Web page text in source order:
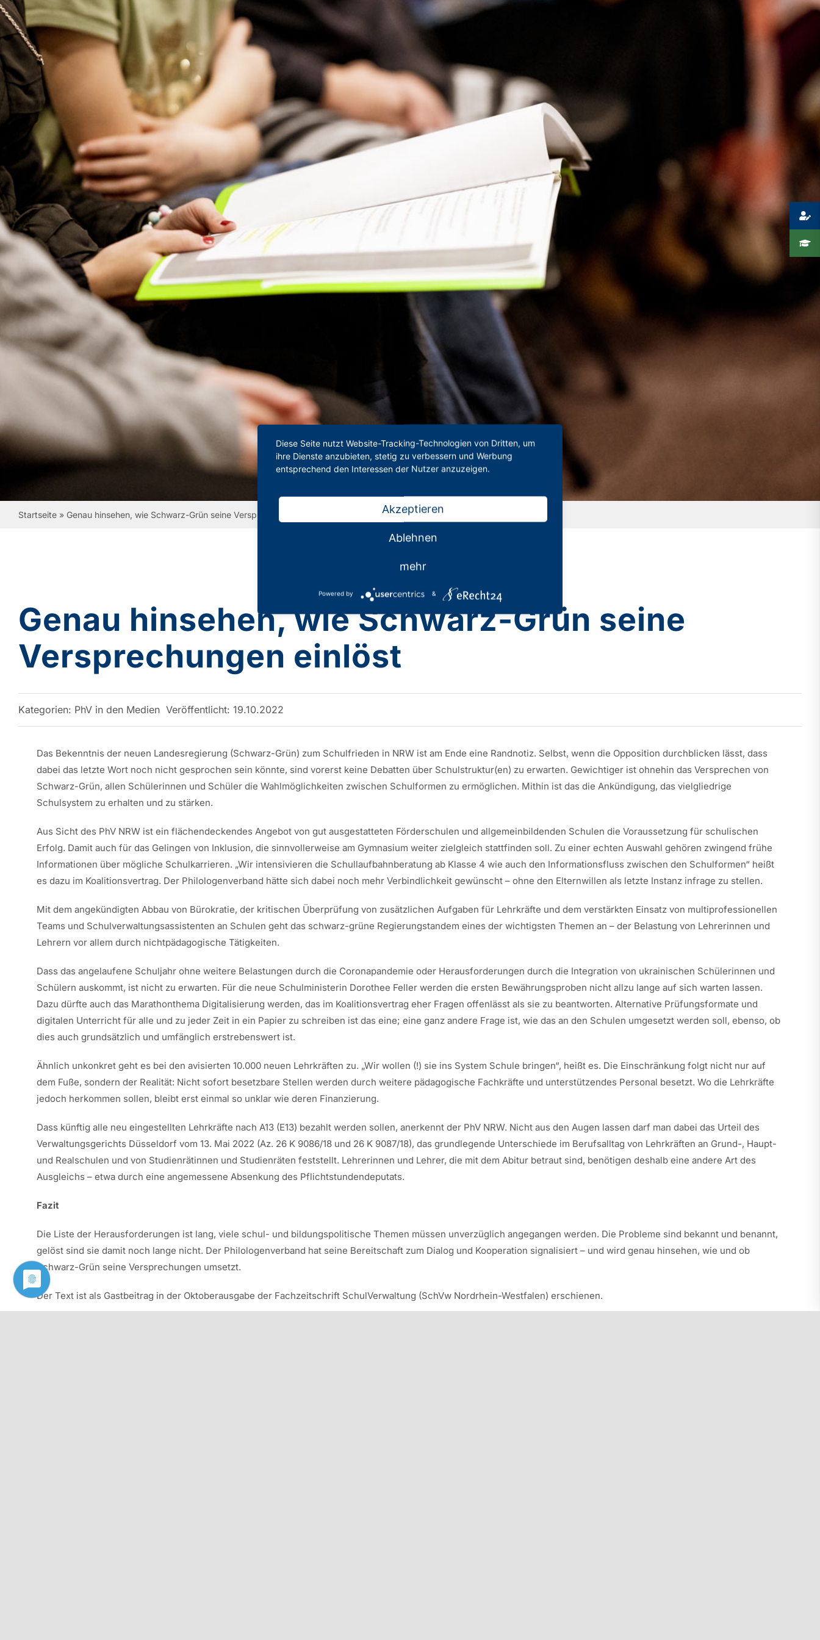
Startseite» Genau hinsehen, wie Schwarz-Grün seine Versprechungen einlöst
Genau hinsehen, wie Schwarz-Grün seine
Versprechungen einlöst
Kategorien: PhV in den Medien Veröffentlicht: 19.10.2022
Das Bekenntnis der neuen Landesregierung (Schwarz-Grün) zum Schulfrieden in NRW ist am Ende eine Randnotiz. Selbst, wenn die Opposition durchblicken lässt, dass
dabei das letzte Wort noch nicht gesprochen sein könnte, sind vorerst keine Debatten über Schulstruktur(en) zu erwarten. Gewichtiger ist ohnehin das Versprechen von
Schwarz-Grün, allen Schülerinnen und Schüler die Wahlmöglichkeiten zwischen Schulformen zu ermöglichen. Mithin ist das die Ankündigung, das vielgliedrige
Schulsystem zu erhalten und zu stärken.
Aus Sicht des PhV NRW ist ein flächendeckendes Angebot von gut ausgestatteten Förderschulen und allgemeinbildenden Schulen die Voraussetzung für schulischen
Erfolg. Damit auch für das Gelingen von Inklusion, die sinnvollerweise am Gymnasium weiter zielgleich stattfinden soll. Zu einer echten Auswahl gehören zwingend frühe
Informationen über mögliche Schulkarrieren. „Wir intensivieren die Schullaufbahnberatung ab Klasse 4 wie auch den Informationsfluss zwischen den Schulformen“ heißt
es dazu im Koalitionsvertrag. Der Philologenverband hätte sich dabei noch mehr Verbindlichkeit gewünscht – ohne den Elternwillen als letzte Instanz infrage zu stellen.
Mit dem angekündigten Abbau von Bürokratie, der kritischen Überprüfung von zusätzlichen Aufgaben für Lehrkräfte und dem verstärkten Einsatz von multiprofessionellen
Teams und Schulverwaltungsassistenten an Schulen geht das schwarz-grüne Regierungstandem eines der wichtigsten Themen an – der Belastung von Lehrerinnen und
Lehrern vor allem durch nichtpädagogische Tätigkeiten.
Dass das angelaufene Schuljahr ohne weitere Belastungen durch die Coronapandemie oder Herausforderungen durch die Integration von ukrainischen Schülerinnen und
Schülern auskommt, ist nicht zu erwarten. Für die neue Schulministerin Dorothee Feller werden die ersten Bewährungsproben nicht allzu lange auf sich warten lassen.
Dazu dürfte auch das Marathonthema Digitalisierung werden, das im Koalitionsvertrag eher Fragen offenlässt als sie zu beantworten. Alternative Prüfungsformate und
digitalen Unterricht für alle und zu jeder Zeit in ein Papier zu schreiben ist das eine; eine ganz andere Frage ist, wie das an den Schulen umgesetzt werden soll, ebenso, ob
dies auch grundsätzlich und umfänglich erstrebenswert ist.
Ähnlich unkonkret geht es bei den avisierten 10.000 neuen Lehrkräften zu. „Wir wollen (!) sie ins System Schule bringen“, heißt es. Die Einschränkung folgt nicht nur auf
dem Fuße, sondern der Realität: Nicht sofort besetzbare Stellen werden durch weitere pädagogische Fachkräfte und unterstützendes Personal besetzt. Wo die Lehrkräfte
jedoch herkommen sollen, bleibt erst einmal so unklar wie deren Finanzierung.
Dass künftig alle neu eingestellten Lehrkräfte nach A13 (E13) bezahlt werden sollen, anerkennt der PhV NRW. Nicht aus den Augen lassen darf man dabei das Urteil des
Verwaltungsgerichts Düsseldorf vom 13. Mai 2022 (Az. 26 K 9086/18 und 26 K 9087/18), das grundlegende Unterschiede im Berufsalltag von Lehrkräften an Grund-, Haupt-
und Realschulen und von Studienrätinnen und Studienräten feststellt. Lehrerinnen und Lehrer, die mit dem Abitur betraut sind, benötigen deshalb eine andere Art des
Ausgleichs – etwa durch eine angemessene Absenkung des Pflichtstundendeputats.
Fazit
Die Liste der Herausforderungen ist lang, viele schul- und bildungspolitische Themen müssen unverzüglich angegangen werden. Die Probleme sind bekannt und benannt,
gelöst sind sie damit noch lange nicht. Der Philologenverband hat seine Bereitschaft zum Dialog und Kooperation signalisiert – und wird genau hinsehen, wie und ob
Schwarz-Grün seine Versprechungen umsetzt.
Der Text ist als Gastbeitrag in der Oktoberausgabe der Fachzeitschrift SchulVerwaltung (SchVw Nordrhein-Westfalen) erschienen.
Diese Seite nutzt Website-Tracking-Technologien von Dritten, um
ihre Dienste anzubieten, stetig zu verbessern und Werbung
entsprechend den Interessen der Nutzer anzuzeigen.
Akzeptieren
Ablehnen
mehr
Powered by &